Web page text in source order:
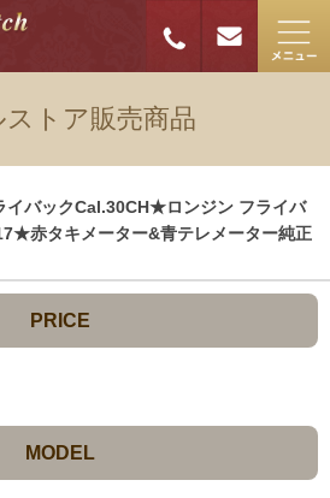
ストア販売商品
バックCal.30CH★ロンジン フライバ
赤タキメーター&青テレメーター純正
PRICE
MODEL